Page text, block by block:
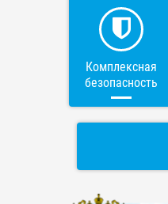
Комплексная
безопасность